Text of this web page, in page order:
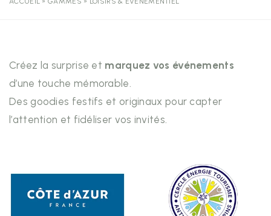
Créez la surprise et marquez vos événements
d’une touche mémorable.
Des goodies festifs et originaux pour capter
l’attention et fidéliser vos invités.